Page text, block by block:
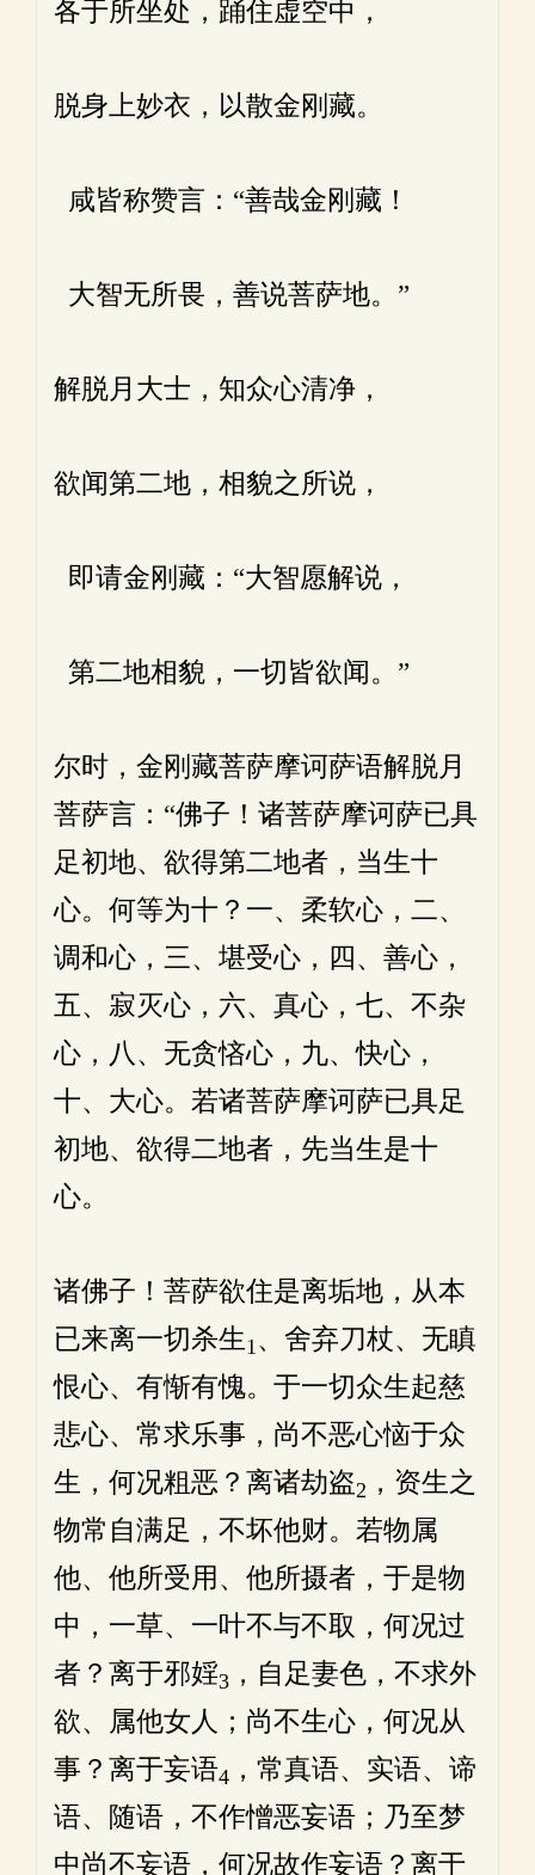
各于所坐处，踊住虚空中，
脱身上妙衣，以散金刚藏。
咸皆称赞言：“善哉金刚藏！
大智无所畏，善说菩萨地。”
解脱月大士，知众心清净，
欲闻第二地，相貌之所说，
即请金刚藏：“大智愿解说，
第二地相貌，一切皆欲闻。”
尔时，金刚藏菩萨摩诃萨语解脱月
菩萨言：“佛子！诸菩萨摩诃萨已具
足初地、欲得第二地者，当生十
心。何等为十？一、柔软心，二、
调和心，三、堪受心，四、善心，
五、寂灭心，六、真心，七、不杂
心，八、无贪悋心，九、快心，
十、大心。若诸菩萨摩诃萨已具足
初地、欲得二地者，先当生是十
心。
诸佛子！菩萨欲住是离垢地，从本
已来离一切杀生1 、舍弃刀杖、无瞋
恨心、有惭有愧。于一切众生起慈
悲心、常求乐事，尚不恶心恼于众
生，何况粗恶？离诸劫盗2 ，资生之
物常自满足，不坏他财。若物属
他、他所受用、他所摄者，于是物
中，一草、一叶不与不取，何况过
者？离于邪婬3 ，自足妻色，不求外
欲、属他女人；尚不生心，何况从
事？离于妄语4 ，常真语、实语、谛
语、随语，不作憎恶妄语；乃至梦
中尚不妄语，何况故作妄语？离于